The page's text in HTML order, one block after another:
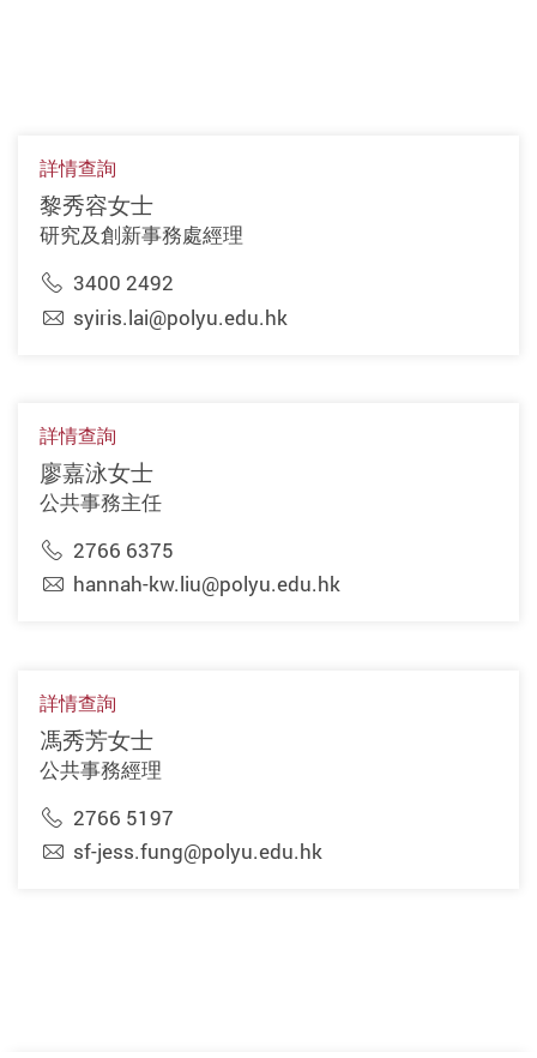
詳情查詢
黎秀容女士
研究及創新事務處經理
3400 2492
syiris.lai@polyu.edu.hk
詳情查詢
廖嘉泳女士
公共事務主任
2766 6375
hannah-kw.liu@polyu.edu.hk
詳情查詢
馮秀芳女士
公共事務經理
2766 5197
sf-jess.fung@polyu.edu.hk